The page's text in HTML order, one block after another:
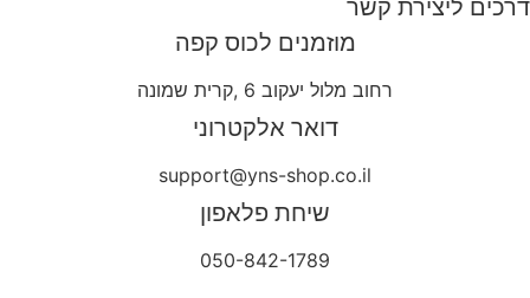
דרכים ליצירת קשר
מוזמנים לכוס קפה
רחוב מלול יעקוב 6 ,קרית שמונה
דואר אלקטרוני
support@yns-shop.co.il
שיחת פלאפון
050-842-1789